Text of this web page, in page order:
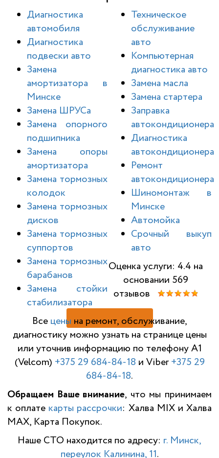
Диагностика
автомобиля
Диагностика
подвески авто
Замена
амортизатора в
Минске
Замена ШРУСа
Замена опорного
подшипника
Замена опоры
амортизатора
Замена тормозных
колодок
Замена тормозных
дисков
Замена тормозных
суппортов
Замена тормозных
барабанов
Замена стойки
стабилизатора
Техническое
обслуживание
авто
Компьютерная
диагностика авто
Замена масла
Замена стартера
Заправка
автокондиционера
Диагностика
автокондиционера
Ремонт
автокондиционера
Шиномонтаж в
Минске
Автомойка
Срочный выкуп
авто
Все цены на ремонт, обслуживание,
диагностику можно узнать на странице цены
или уточнив информацию по телефону A1
(Velcom) +375 29 684-84-18 и Viber+375 29
684-84-18.
Обращаем Ваше внимание, что мы принимаем
к оплате карты рассрочки: Халва MIX и Халва
MAX, Карта Покупок.
Наше СТО находится по адресу: г. Минск,
переулок Калинина, 11.
Оценка услуги: 4.4 на
основании 569
отзывов